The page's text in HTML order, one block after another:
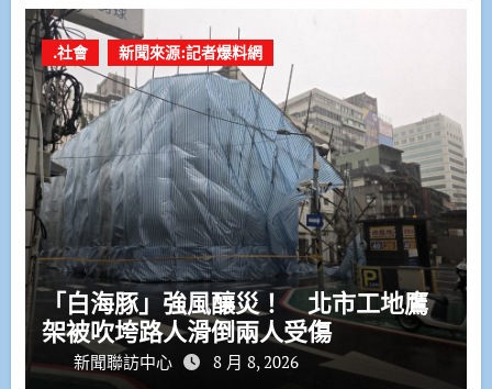
.社會 新聞來源:記者爆料網
「白海豚」強風釀災！ 北市工地鷹
架被吹垮路人滑倒兩人受傷
新聞聯訪中心 8 月 8, 2026